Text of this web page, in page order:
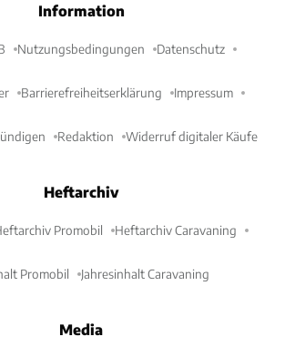
Information
Nutzungsbedingungen Datenschutz
Barrierefreiheitserklärung Impressum
Redaktion Widerruf digitaler Käufe
Heftarchiv
Promobil Heftarchiv Caravaning
Promobil Jahresinhalt Caravaning
Media